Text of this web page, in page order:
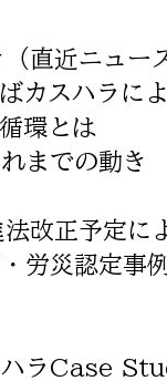
直近ニュー
カスハラに
環とは
までの動き
改正予定に
労災認定事
ハラCase